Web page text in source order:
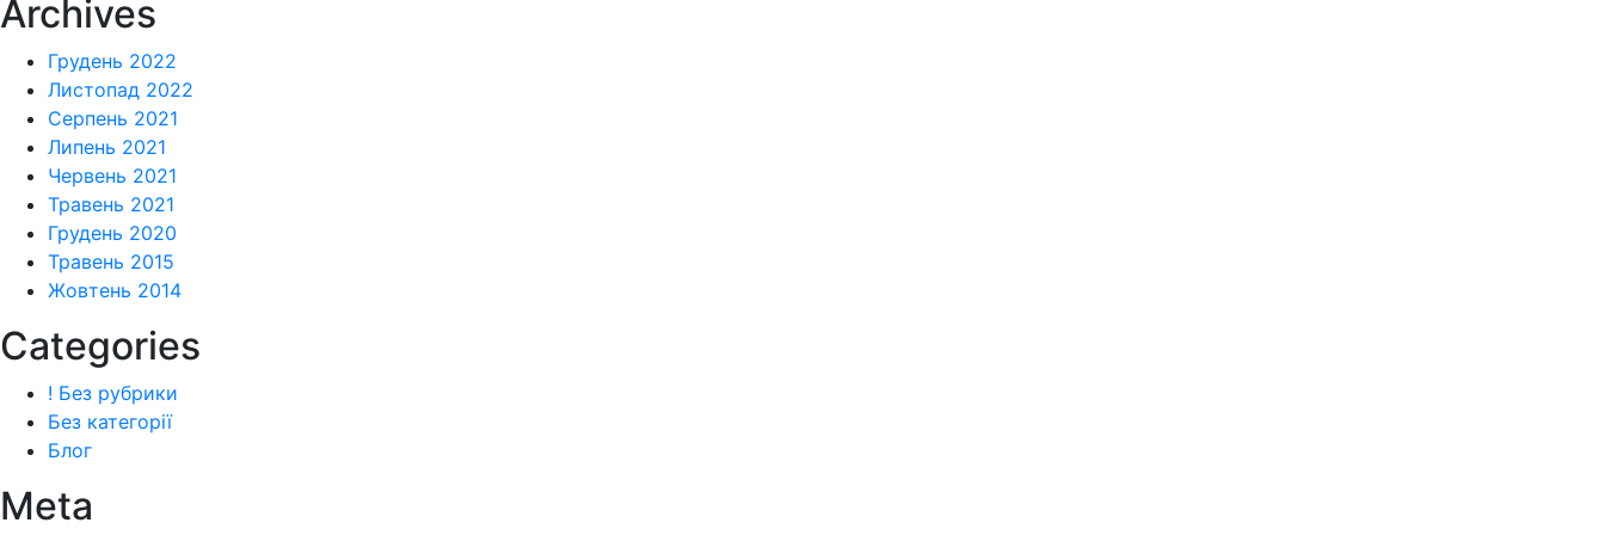
Archives
Грудень 2022
Листопад 2022
Серпень 2021
Липень 2021
Червень 2021
Травень 2021
Грудень 2020
Травень 2015
Жовтень 2014
Categories
! Без рубрики
Без категорії
Блог
Meta